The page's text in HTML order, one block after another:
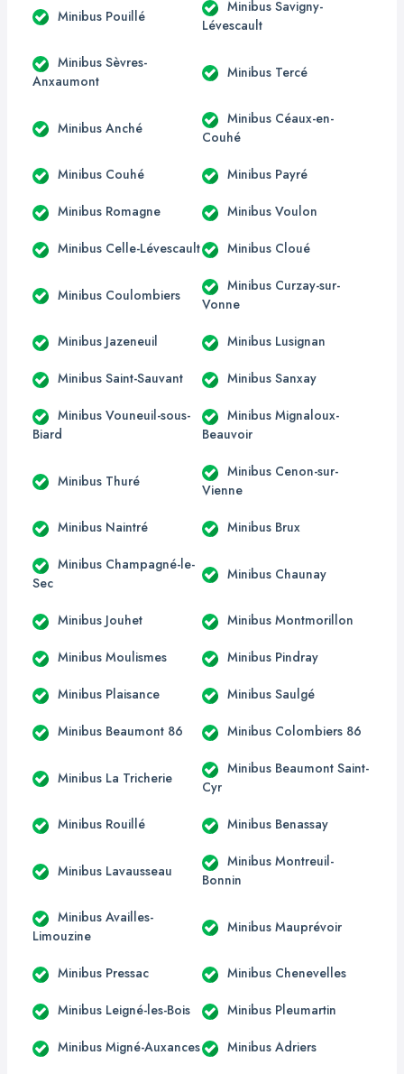
Minibus Pouillé
Minibus Savigny-
Lévescault
Minibus Sèvres-
Anxaumont
Minibus Tercé
Minibus Anché
Minibus Céaux-en-
Couhé
Minibus Couhé Minibus Payré
Minibus Romagne Minibus Voulon
Minibus Celle-Lévescault Minibus Cloué
Minibus Coulombiers
Minibus Curzay-sur-
Vonne
Minibus Jazeneuil Minibus Lusignan
Minibus Saint-Sauvant Minibus Sanxay
Minibus Vouneuil-sous-
Biard
Minibus Mignaloux-
Beauvoir
Minibus Thuré
Minibus Cenon-sur-
Vienne
Minibus Naintré Minibus Brux
Minibus Champagné-le-
Sec
Minibus Chaunay
Minibus Jouhet Minibus Montmorillon
Minibus Moulismes Minibus Pindray
Minibus Plaisance Minibus Saulgé
Minibus Beaumont 86 Minibus Colombiers 86
Minibus La Tricherie
Minibus Beaumont Saint-
Cyr
Minibus Rouillé Minibus Benassay
Minibus Lavausseau
Minibus Montreuil-
Bonnin
Minibus Availles-
Limouzine
Minibus Mauprévoir
Minibus Pressac Minibus Chenevelles
Minibus Leigné-les-Bois Minibus Pleumartin
Minibus Migné-Auxances Minibus Adriers